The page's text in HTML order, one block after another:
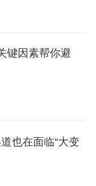
键因素帮你避
也在面临“大变